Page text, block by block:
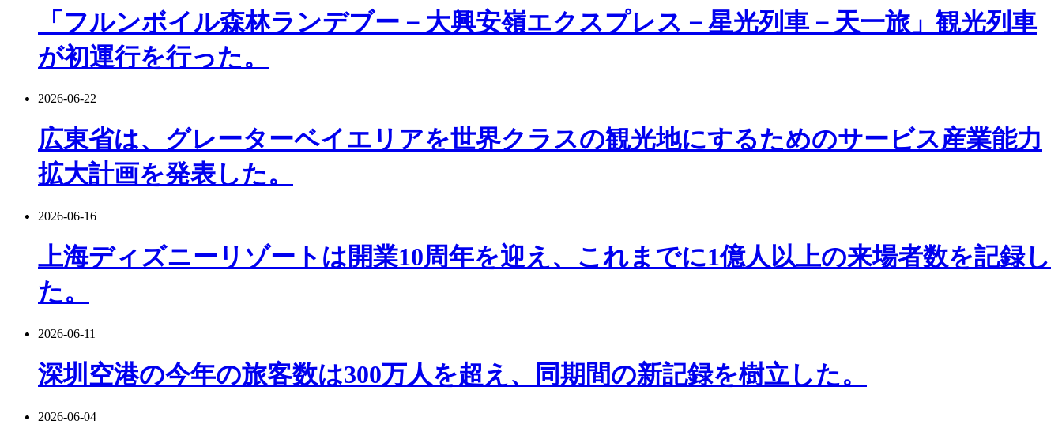
「フルンボイル森林ランデブー－大興安嶺エクスプレス－星光列車－天一旅」観光列車
が初運行を行った。
2026-06-22
広東省は、グレーターベイエリアを世界クラスの観光地にするためのサービス産業能力
拡大計画を発表した。
2026-06-16
上海ディズニーリゾートは開業10周年を迎え、これまでに1億人以上の来場者数を記録し
た。
2026-06-11
深圳空港の今年の旅客数は300万人を超え、同期間の新記録を樹立した。
2026-06-04